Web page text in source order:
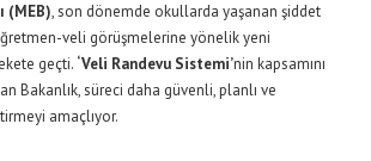
(MEB), son dönemde okullarda yaşanan şiddet
veli görüşmelerine yönelik yeni
geçti. ‘Veli Randevu Sistemi’nin kapsamını
Bakanlık, süreci daha güvenli, planlı ve
amaçlıyor.